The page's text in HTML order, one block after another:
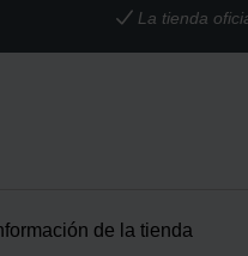
La tienda
de la tienda